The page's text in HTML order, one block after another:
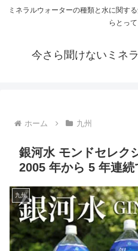
ミネラルウォーターの種類と水に関す
らとっ
今さら聞けないミネ
ホーム 九州
銀河水 モンドセレク
2005 年から 5 年連
九州